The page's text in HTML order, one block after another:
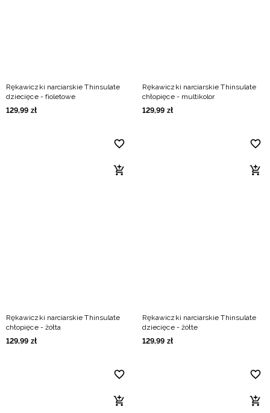
Rękawiczki narciarskie Thinsulate
dziecięce - fioletowe
129,99 zł
Rękawiczki narciarskie Thinsulate
chłopięce - multikolor
129,99 zł
Rękawiczki narciarskie Thinsulate
chłopięce - żółta
129,99 zł
Rękawiczki narciarskie Thinsulate
dziecięce - żółte
129,99 zł